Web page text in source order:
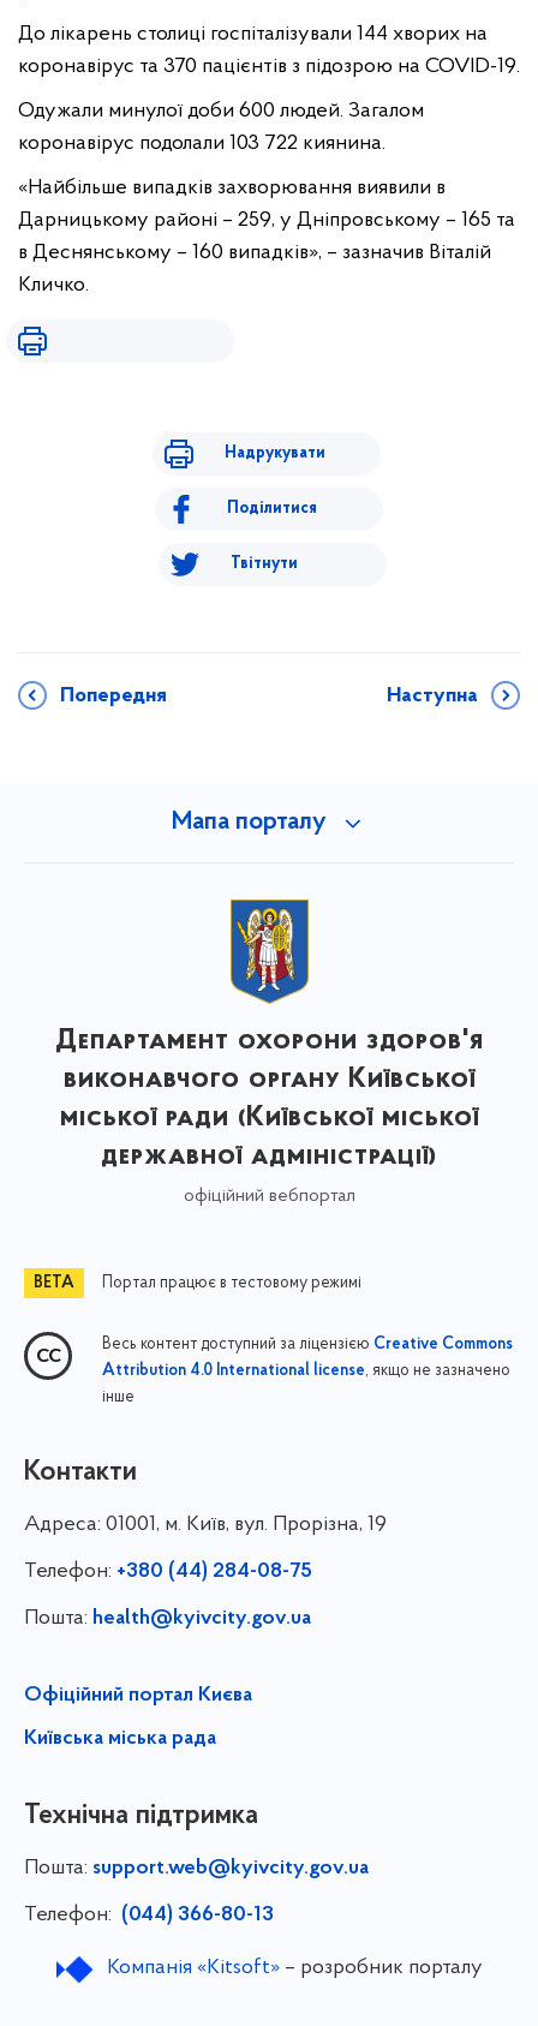
До лікарень столиці госпіталізували 144 хворих на
коронавірус та 370 пацієнтів з підозрою на COVID-19.
Одужали минулої доби 600 людей. Загалом
коронавірус подолали 103 722 киянина.
«Найбільше випадків захворювання виявили в
Дарницькому районі – 259, у Дніпровському – 165 та
в Деснянському – 160 випадків», – зазначив Віталій
Кличко.
Надрукувати
Поділитися
Твітнути
Попередня Наступна
Мапа порталу
Департамент охорони здоров'я
виконавчого органу Київської
міської ради (Київської міської
державної адміністрації)
офіційний вебпортал
Портал працює в тестовому режимі
Весь контент доступний за ліцензією Creative Commons
Attribution 4.0 International license, якщо не зазначено
інше
Контакти
Адреса: 01001, м. Київ, вул. Прорізна, 19
Телефон: +380 (44) 284-08-75
Пошта: health@kyivcity.gov.ua
Офіційний портал Києва
Київська міська рада
Технічна підтримка
Пошта: support.web@kyivcity.gov.ua
Телефон: (044) 366-80-13
Компанія «Kitsoft»– розробник порталу